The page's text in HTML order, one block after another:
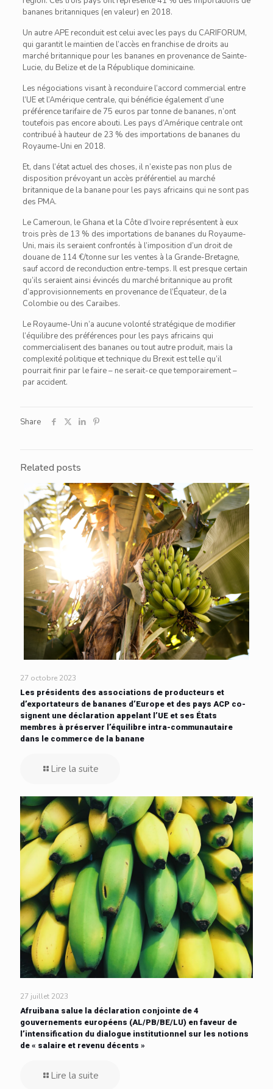
bananes britanniques (en valeur) en 2018.
Un autre APE reconduit est celui avec les pays du CARIFORUM,
qui garantit le maintien de l’accès en franchise de droits au
marché britannique pour les bananes en provenance de Sainte-
Lucie, du Belize et de la République dominicaine.
Les négociations visant à reconduire l’accord commercial entre
l’UE et l’Amérique centrale, qui bénéficie également d’une
préférence tarifaire de 75 euros par tonne de bananes, n’ont
toutefois pas encore abouti. Les pays d’Amérique centrale ont
contribué à hauteur de 23 % des importations de bananes du
Royaume-Uni en 2018.
Et, dans l’état actuel des choses, il n’existe pas non plus de
disposition prévoyant un accès préférentiel au marché
britannique de la banane pour les pays africains qui ne sont pas
des PMA.
Le Cameroun, le Ghana et la Côte d’Ivoire représentent à eux
trois près de 13 % des importations de bananes du Royaume-
Uni, mais ils seraient confrontés à l’imposition d’un droit de
douane de 114 €/tonne sur les ventes à la Grande-Bretagne,
sauf accord de reconduction entre-temps. Il est presque certain
qu’ils seraient ainsi évincés du marché britannique au profit
d’approvisionnements en provenance de l’Équateur, de la
Colombie ou des Caraïbes.
Le Royaume-Uni n’a aucune volonté stratégique de modifier
l’équilibre des préférences pour les pays africains qui
commercialisent des bananes ou tout autre produit, mais la
complexité politique et technique du Brexit est telle qu’il
pourrait finir par le faire – ne serait-ce que temporairement –
par accident.
Share
Related posts
27 octobre 2023
Les présidents des associations de producteurs et
d’exportateurs de bananes d’Europe et des pays ACP co-
signent une déclaration appelant l’UE et ses États
membres à préserver l’équilibre intra-communautaire
dans le commerce de la banane
Lire la suite
27 juillet 2023
Afruibana salue la déclaration conjointe de 4
gouvernements européens (AL/PB/BE/LU) en faveur de
l’intensification du dialogue institutionnel sur les notions
de « salaire et revenu décents »
Lire la suite